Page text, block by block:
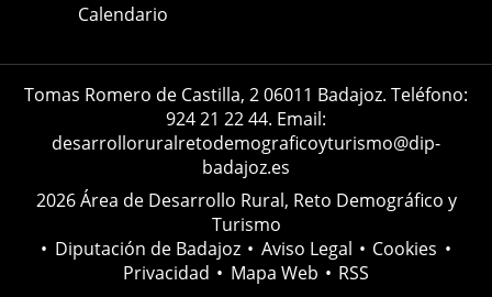
Calendario
Tomas Romero de Castilla, 2 06011 Badajoz. Teléfono:
924 21 22 44. Email:
desarrolloruralretodemograficoyturismo@dip-
badajoz.es
2026 Área de Desarrollo Rural, Reto Demográfico y
Turismo
• Diputación de Badajoz • Aviso Legal • Cookies •
Privacidad • Mapa Web • RSS